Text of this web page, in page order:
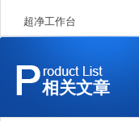
超净工作台
相关文章